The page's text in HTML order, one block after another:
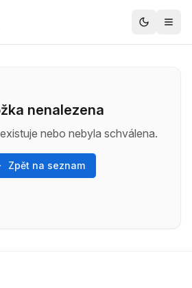
nenalezena
nebo nebyla schválena.
Zpět na seznam